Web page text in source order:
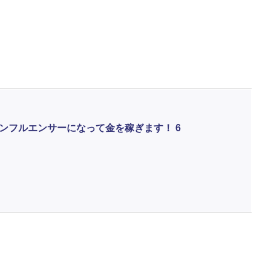
フルエンサーになって金を稼ぎます！ 6